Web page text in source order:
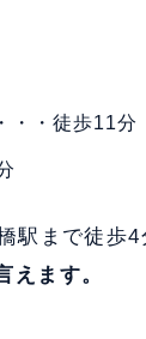
・・徒歩11分
駅まで徒歩
えます。